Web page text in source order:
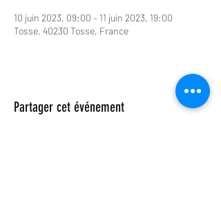
10 juin 2023, 09:00 – 11 juin 2023, 19:00
Tosse, 40230 Tosse, France
Partager cet événement